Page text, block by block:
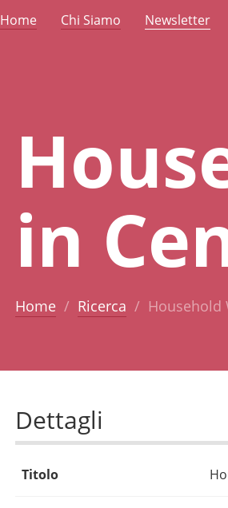
Home Chi Siamo Newsletter
in
Home Ricerca Household
Dettagli
Titolo